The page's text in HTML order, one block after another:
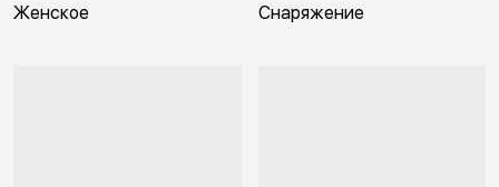
Женское Снаряжение